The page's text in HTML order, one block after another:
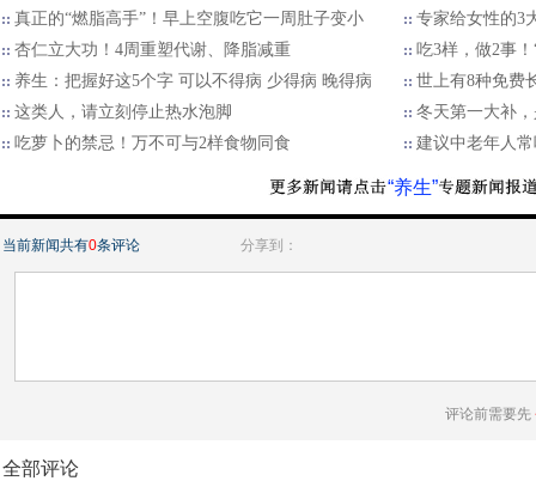
真正的“燃脂高手”！早上空腹吃它一周肚子变小
专家给女性的3
杏仁立大功！4周重塑代谢、降脂减重
吃3样，做2事
养生：把握好这5个字 可以不得病 少得病 晚得病
世上有8种免费
这类人，请立刻停止热水泡脚
冬天第一大补
吃萝卜的禁忌！万不可与2样食物同食
建议中老年人
“养生”
当前新闻共有0条评论 分享到：
评论前需要先
全部评论